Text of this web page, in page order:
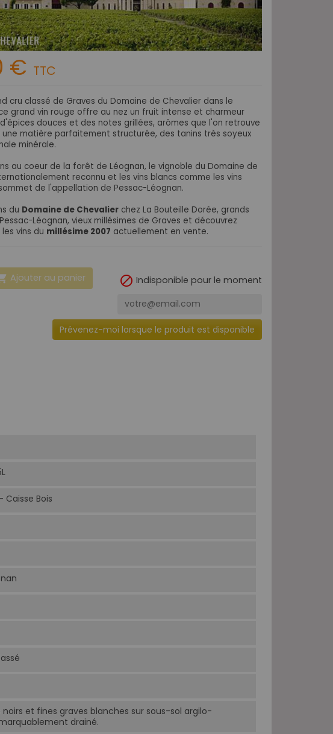
€ TTC
cru classé de Graves du Domaine de Chevalier dans le
grand vin rouge offre au nez un fruit intense et charmeur
douces et des notes grillées, arômes que l'on retrouve
une matière parfaitement structurée, des tanins très soyeux
minérale.
au coeur de la forêt de Léognan, le vignoble du Domaine de
reconnu et les vins blancs comme les vins
de l'appellation de Pessac-Léognan.
du Domaine de Chevalier chez La Bouteille Dorée, grands
Léognan, vieux millésimes de Graves et découvrez
vins du millésime 2007 actuellement en vente.
Ajouter au panier  Indisponible pour le moment
Prévenez-moi lorsque le produit est disponible
Caisse Bois
noirs et fines graves blanches sur sous-sol argilo-
drainé.